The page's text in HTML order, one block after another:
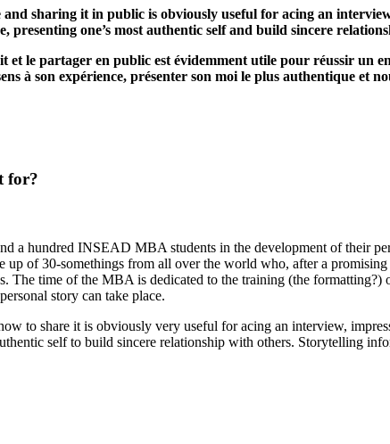
sharing it in public is obviously useful for acing an
presenting one’s most authentic self and build sincere
et le partager en public est évidemment utile pour réussir un
à son expérience, présenter son moi le plus authentique et
for?
a hundred INSEAD MBA students in the development of their
of 30-somethings from all over the world who, after a
The time of the MBA is dedicated to the training (the
story can take place.
to share it is obviously very useful for acing an interview,
self to build sincere relationship with others. Storytelling